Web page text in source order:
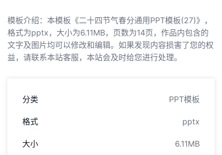
模板介绍：本模板《二十四节气春分通用PPT模板(27)》，
格式为pptx，大小为6.11MB，页数为14页，作品内包含的
文字及图片均可以修改和编辑。如果发现内容损害了您的权
益，请联系本站客服，本站会及时给您进行处理。
分类 PPT模板
格式 pptx
大小 6.11MB